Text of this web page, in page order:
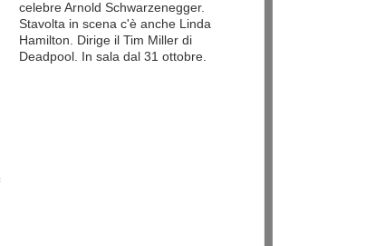
celebre Arnold Schwarzenegger.
Stavolta in scena c'è anche Linda
Hamilton. Dirige il Tim Miller di
Deadpool. In sala dal 31 ottobre.